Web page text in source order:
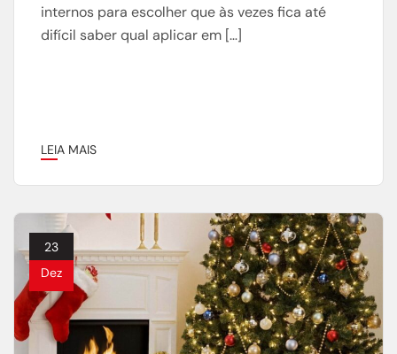
internos para escolher que às vezes fica até
difícil saber qual aplicar em […]
LEIA MAIS
23
Dez